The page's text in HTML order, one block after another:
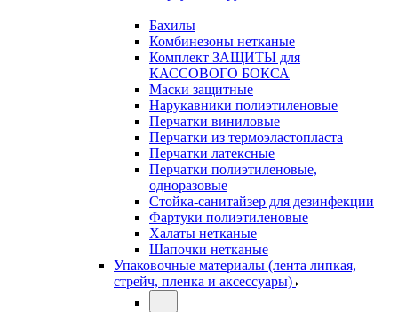
Бахилы
Комбинезоны нетканые
Комплект ЗАЩИТЫ для
КАССОВОГО БОКСА
Маски защитные
Нарукавники полиэтиленовые
Перчатки виниловые
Перчатки из термоэластопласта
Перчатки латексные
Перчатки полиэтиленовые,
одноразовые
Стойка-санитайзер для дезинфекции
Фартуки полиэтиленовые
Халаты нетканые
Шапочки нетканые
Упаковочные материалы (лента липкая,
стрейч, пленка и аксессуары)